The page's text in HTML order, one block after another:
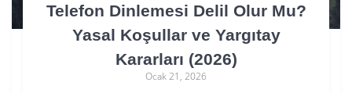
Telefon Dinlemesi Delil Olur Mu?
Yasal Koşullar ve Yargıtay
Kararları (2026)
Ocak 21, 2026